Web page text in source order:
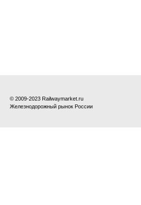
© 2009-2023 Railwaymarket.ru
Железнодорожный рынок России